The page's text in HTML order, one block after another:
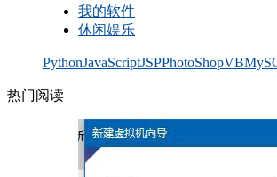
我的软件
休闲娱乐
PythonJavaScriptJSPPhotoShopVB
热门阅读